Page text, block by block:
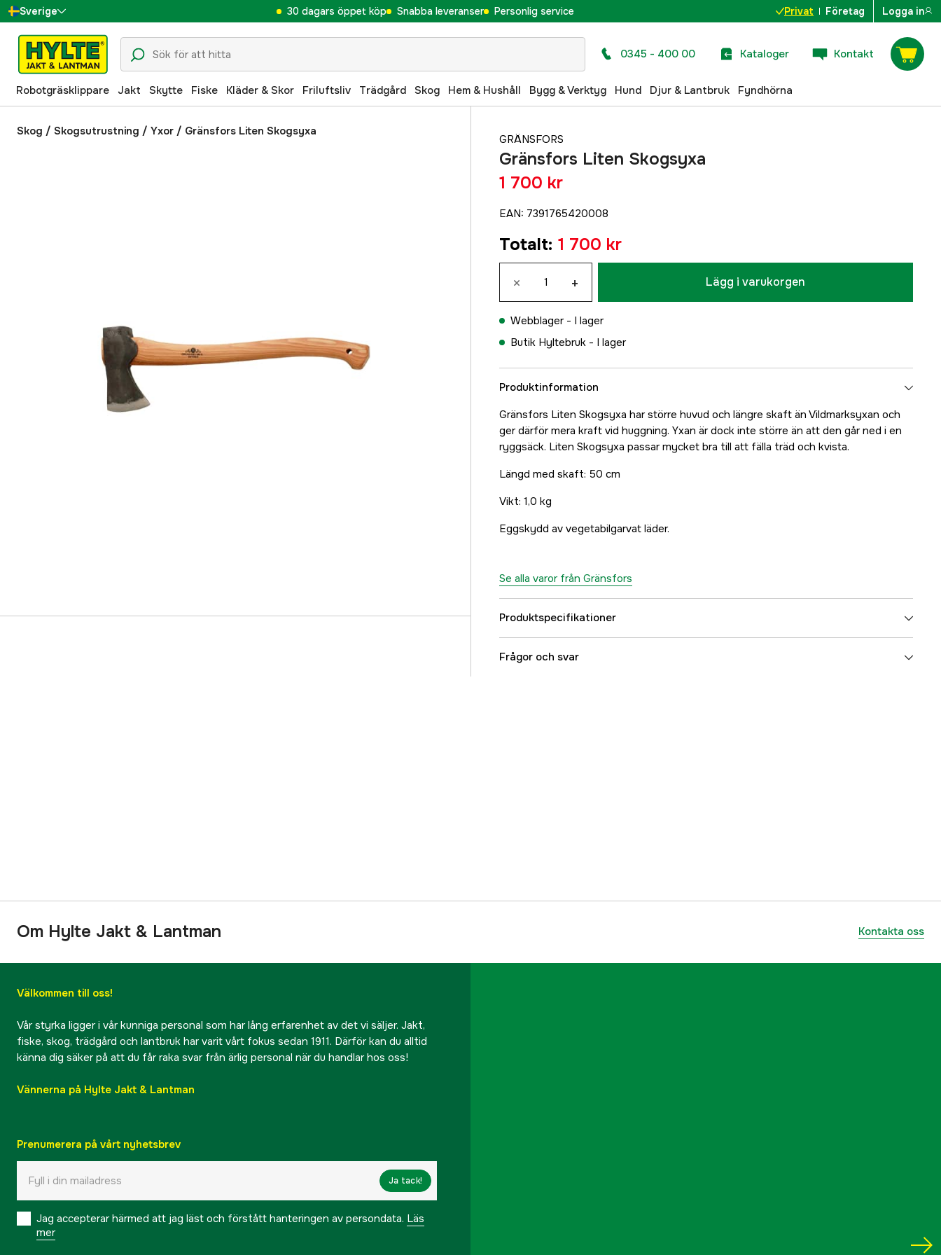
Sverige
Danmark
Suomi
Norge
Deutschland
30 dagars öppet köp Snabba leveranser Personlig service Privat Företag Logga in
0345 - 400 00 Kataloger Kontakt
Robotgräsklippare Jakt Skytte Fiske Kläder & Skor Friluftsliv Trädgård Skog Hem & Hushåll Bygg & Verktyg Hund Djur & Lantbruk Fyndhörna
Skog / Skogsutrustning / Yxor / Gränsfors Liten Skogsyxa
GRÄNSFORS
Gränsfors Liten Skogsyxa
1 700 kr
EAN: 7391765420008
Totalt: 1 700 kr
× + Lägg i varukorgen
Webblager - I lager
Butik Hyltebruk - I lager
Produktinformation
Gränsfors Liten Skogsyxa har större huvud och längre skaft än Vildmarksyxan och
ger därför mera kraft vid huggning. Yxan är dock inte större än att den går ned i en
ryggsäck. Liten Skogsyxa passar mycket bra till att fälla träd och kvista.
Längd med skaft: 50 cm
Vikt: 1,0 kg
Eggskydd av vegetabilgarvat läder.
Se alla varor från Gränsfors
Produktspecifikationer
Referensnummer
Frågor och svar
Om Hylte Jakt & Lantman Kontakta oss
Välkommen till oss!
Vår styrka ligger i vår kunniga personal som har lång erfarenhet av det vi säljer. Jakt,
fiske, skog, trädgård och lantbruk har varit vårt fokus sedan 1911. Därför kan du alltid
känna dig säker på att du får raka svar från ärlig personal när du handlar hos oss!
Vännerna på Hylte Jakt & Lantman
Prenumerera på vårt nyhetsbrev
Ja tack!
Jag accepterar härmed att jag läst och förstått hanteringen av persondata. Läs
mer